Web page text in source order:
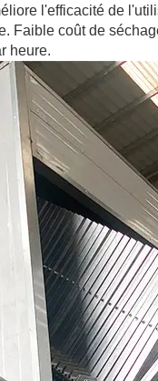
l'efficacité de
Faible coût de
heure.